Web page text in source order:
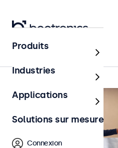
Accueil
Produits
Industries
Applications
Solutions sur mesure
Connexion